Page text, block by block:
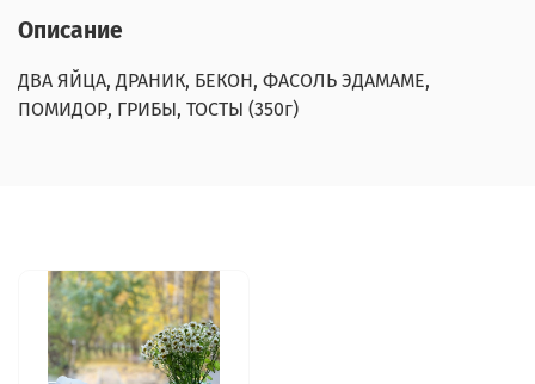
Описание
ДВА ЯЙЦА, ДРАНИК, БЕКОН, ФАСОЛЬ ЭДАМАМЕ,
ПОМИДОР, ГРИБЫ, ТОСТЫ (350г)